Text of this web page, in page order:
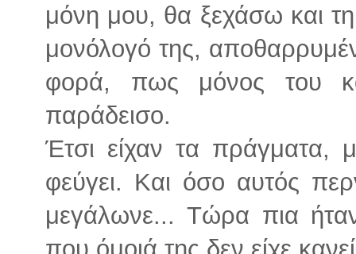
μόνη μου, θα ξεχάσω και
μονόλογό της,
φορά, πως μόνος του
παράδεισο.
Έτσι είχαν τα πράγματα,
φεύγει. Και όσο αυτός
μεγάλωνε... Τώρα πια
που όμοιά της δεν είχε